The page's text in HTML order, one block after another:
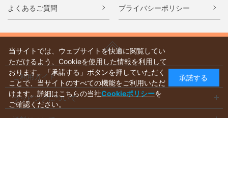
よくあるご質問 プライバシーポリシー
ご利用ガイド
ラッピングについて
送料について
当サイトでは、ウェブサイトを快適に閲覧してい
ただけるよう、Cookieを使用した情報を利用して
おります。「承諾する」ボタンを押していただく
ことで、当サイトのすべての機能をご利用いただ
けます。詳細はこちらの当社Cookieポリシーを
ご確認ください。
承諾する